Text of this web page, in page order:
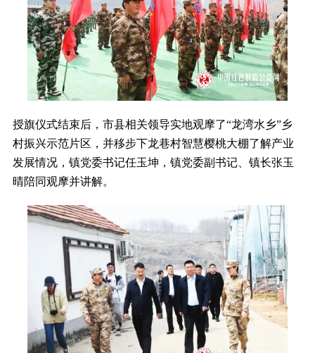
授旗仪式结束后，市县相关领导实地观摩了“龙湾水乡”乡
村振兴示范片区，并移步下龙巷村智慧樱桃大棚了解产业
发展情况，镇党委书记任玉坤，镇党委副书记、镇长张玉
晴陪同观摩并讲解。